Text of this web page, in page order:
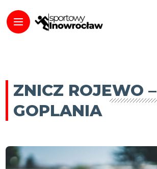
ZNICZ ROJEWO –
GOPLANIA